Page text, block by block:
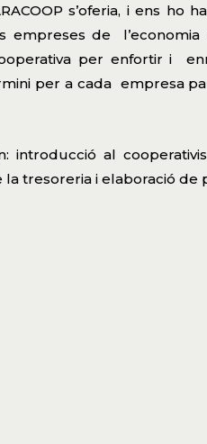
s’oferia, i ens ho
de l’economia
per enfortir i
per a cada empresa
introducció al
tresoreria i elaboració de